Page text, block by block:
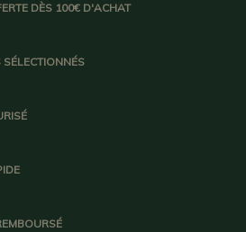
DÈS 100€ D'ACHAT